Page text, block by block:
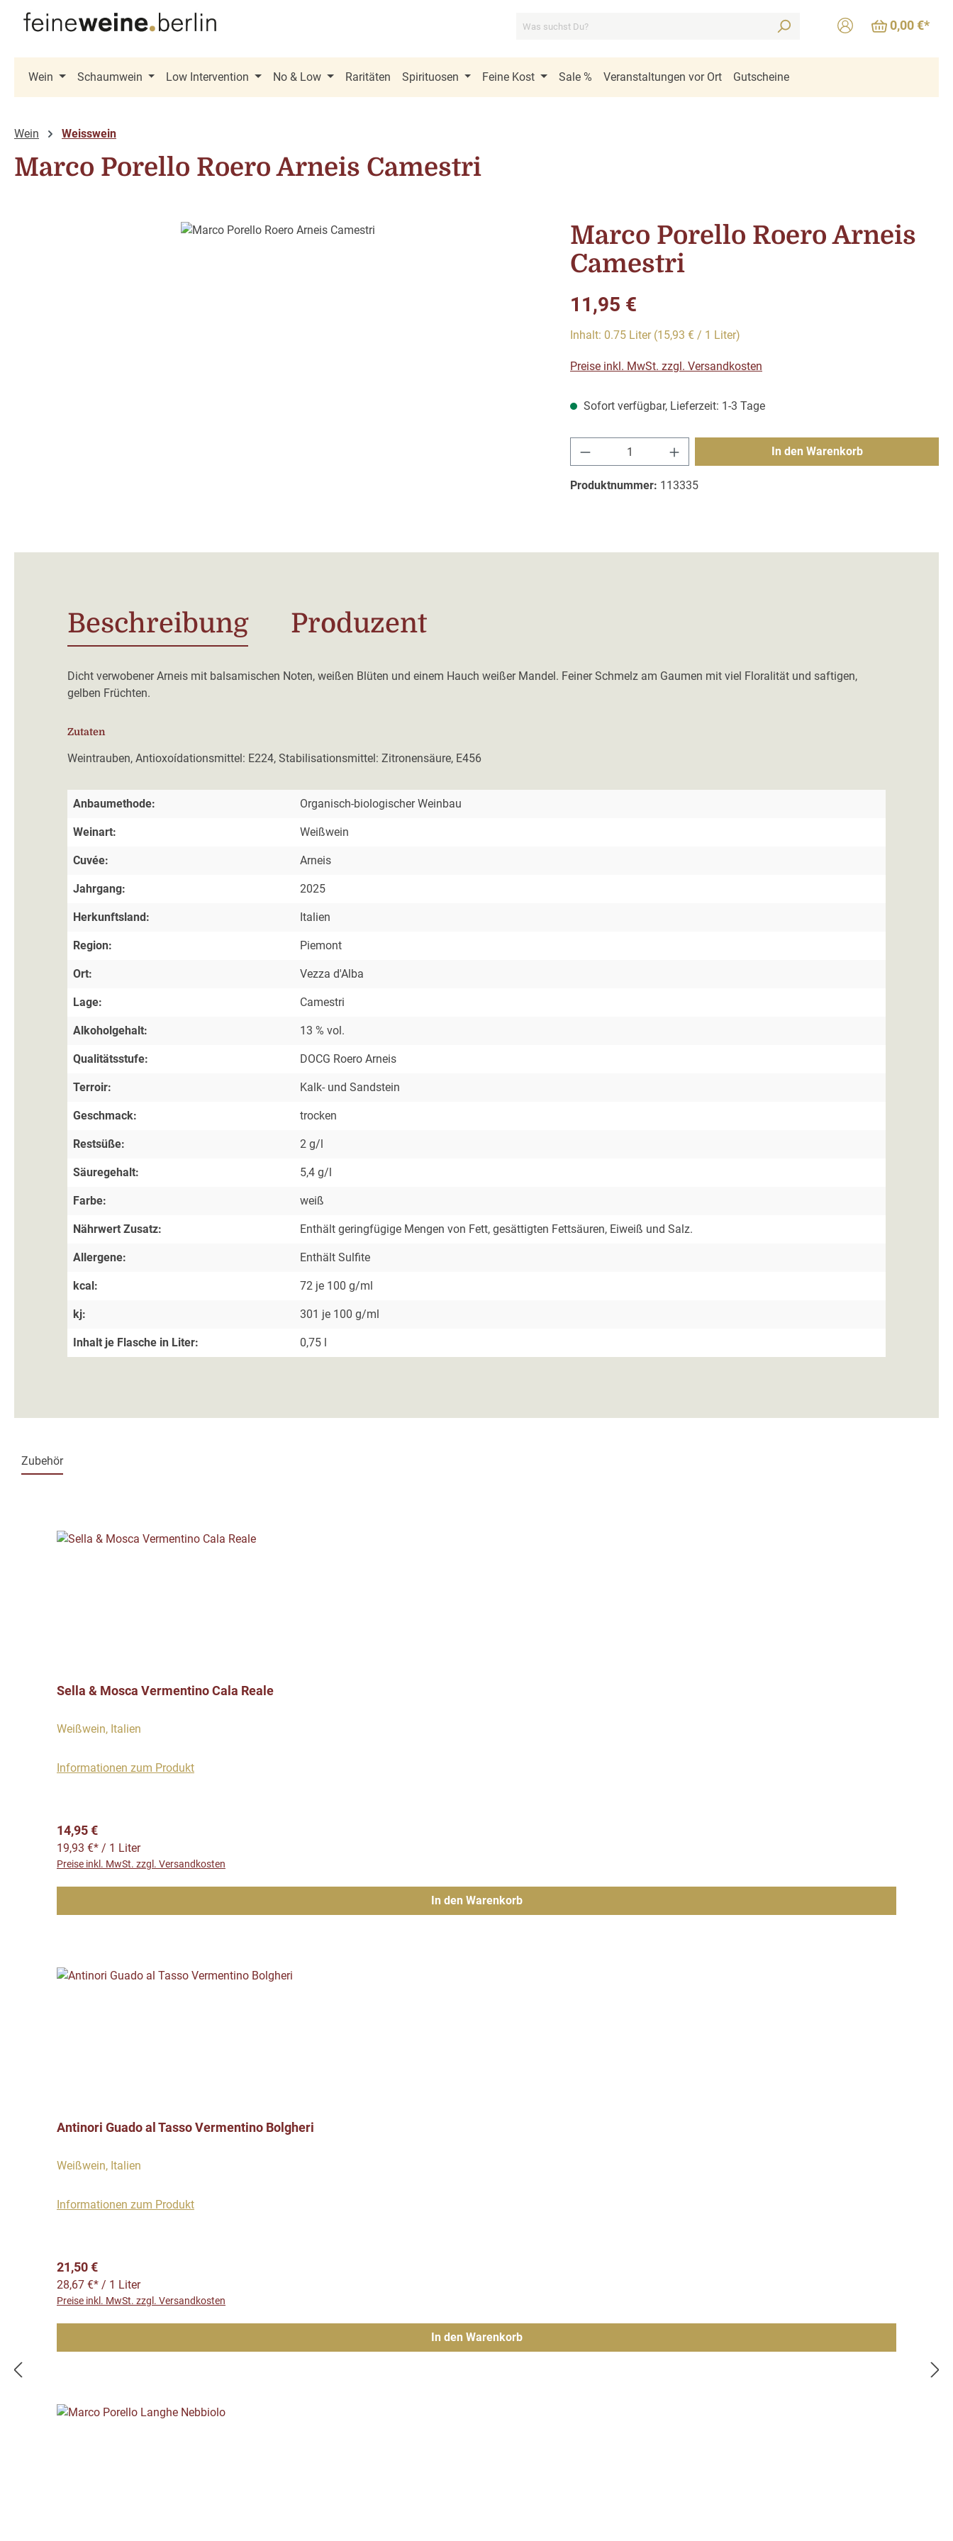
Hauptinhalt springen
Zur Suche springen
Zur Hauptnavigation springen
0,00 €*
Wein Schaumwein Low Intervention No & Low Raritäten Spirituosen Feine Kost Sale % Veranstaltungen vor Ort Gutscheine
Wein Weisswein
Marco Porello Roero Arneis Camestri
Marco Porello Roero Arneis
Camestri
Regulärer Preis:
11,95 €
Inhalt: 0.75 Liter (15,93 € / 1 Liter)
Preise inkl. MwSt. zzgl. Versandkosten
Sofort verfügbar, Lieferzeit: 1-3 Tage
Produkt Anzahl: Gib den gewünschten Wert ein
In den Warenkorb
Produktnummer: 113335
Beschreibung Produzent
Dicht verwobener Arneis mit balsamischen Noten, weißen Blüten und einem Hauch weißer Mandel. Feiner Schmelz am Gaumen mit viel Floralität und saftigen,
gelben Früchten.
Zutaten
Weintrauben, Antioxoídationsmittel: E224, Stabilisationsmittel: Zitronensäure, E456
Anbaumethode: Organisch-biologischer Weinbau
Weinart: Weißwein
Cuvée: Arneis
Jahrgang: 2025
Herkunftsland: Italien
Region: Piemont
Ort: Vezza d'Alba
Lage: Camestri
Alkoholgehalt: 13 % vol.
Qualitätsstufe: DOCG Roero Arneis
Terroir: Kalk- und Sandstein
Geschmack: trocken
Restsüße: 2 g/l
Säuregehalt: 5,4 g/l
Farbe: weiß
Nährwert Zusatz: Enthält geringfügige Mengen von Fett, gesättigten Fettsäuren, Eiweiß und Salz.
Allergene: Enthält Sulfite
kcal: 72 je 100 g/ml
kj: 301 je 100 g/ml
Inhalt je Flasche in Liter: 0,75 l
Zubehör
Sella & Mosca Vermentino Cala Reale
Weißwein, Italien
Informationen zum Produkt
Regulärer Preis:
14,95 €
19,93 €* / 1 Liter
Preise inkl. MwSt. zzgl. Versandkosten
In den Warenkorb
Antinori Guado al Tasso Vermentino Bolgheri
Weißwein, Italien
Informationen zum Produkt
Regulärer Preis:
21,50 €
28,67 €* / 1 Liter
Preise inkl. MwSt. zzgl. Versandkosten
In den Warenkorb